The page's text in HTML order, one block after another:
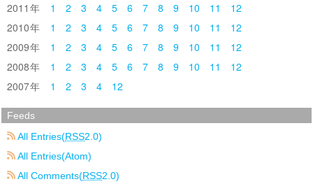
2011
1 2 3 4 5 6 7 8 9 10 11
12
2010
1 2 3 4 5 6 7 8 9 10 11
12
2009
1 2 3 4 5 6 7 8 9 10 11
12
2008
1 2 3 4 5 6 7 8 9 10 11
12
2007
1 2 3 4 12
Feeds
All Entries(RSS2.0)
All Entries(Atom)
All Comments(RSS2.0)